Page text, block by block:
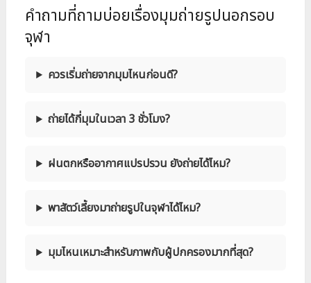
คำถามที่ถามบ่อยเรื่องมุมถ่ายรูปนอกรอบ
จุฬา
ควรเริ่มถ่ายจากมุมไหนก่อนดี?
ถ่ายได้กี่มุมในเวลา 3 ชั่วโมง?
ฝนตกหรืออากาศแปรปรวน ยังถ่ายได้ไหม?
พาสัตว์เลี้ยงมาถ่ายรูปในจุฬาได้ไหม?
มุมไหนเหมาะสำหรับภาพกับผู้ปกครองมากที่สุด?